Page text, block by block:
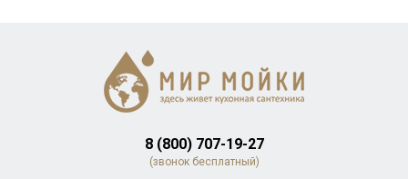
8 (800) 707-19-27
(звонок бесплатный)